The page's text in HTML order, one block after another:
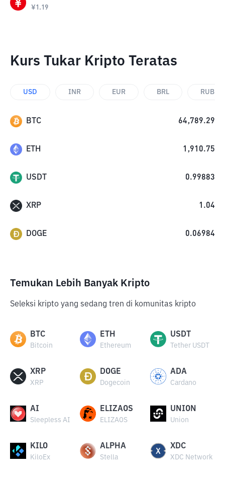
¥1.19
Kurs Tukar Kripto Teratas
USD INR EUR BRL RUB
BTC 64,789.29
ETH 1,910.75
USDT 0.99883
XRP 1.04
DOGE 0.06984
Temukan Lebih Banyak Kripto
Seleksi kripto yang sedang tren di komunitas kripto
BTC
Bitcoin
ETH
Ethereum
USDT
Tether USDT
XRP
XRP
DOGE
Dogecoin
ADA
Cardano
AI
Sleepless AI
ELIZAOS
ELIZAOS
UNION
Union
KILO
KiloEx
ALPHA
Stella
XDC
XDC Network